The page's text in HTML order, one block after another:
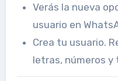
Verás la nueva
usuario en
Crea tu usuario.
letras, números y